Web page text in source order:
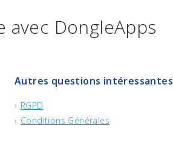
avec DongleApps
Autres questions intéressantes
RGPD
Conditions Générales